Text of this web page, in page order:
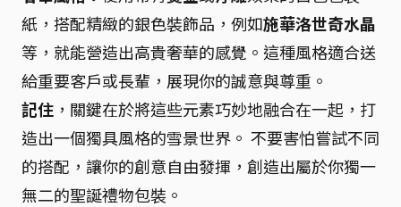
紙，搭配精緻的銀色裝飾品，例如施華洛世奇水晶
等，就能營造出高貴奢華的感覺。這種風格適合送
給重要客戶或長輩，展現你的誠意與尊重。
記住 ，關鍵在於將這些元素巧妙地融合在一起，打
造出一個獨具風格的雪景世界。 不要害怕嘗試不同
的搭配，讓你的創意自由發揮，創造出屬於你獨一
無二的聖誕禮物包裝。